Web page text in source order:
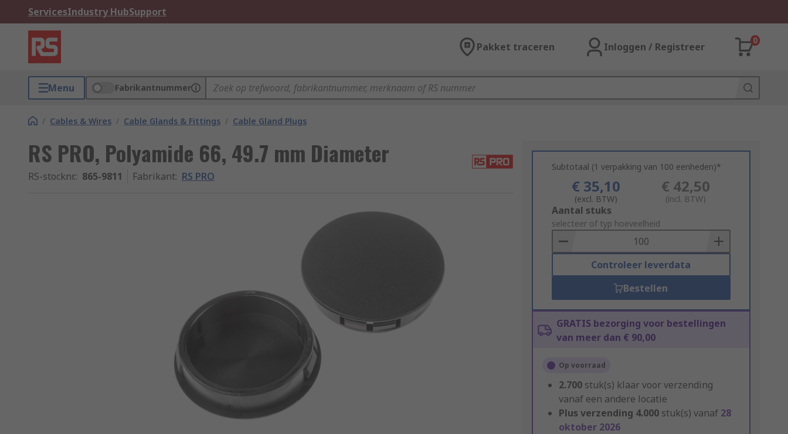
ServicesIndustry HubSupport
Pakket traceren Inloggen / Registreer
0
Menu Fabrikantnummer
/ Cables & Wires / Cable Glands & Fittings / Cable Gland Plugs
RS PRO, Polyamide 66, 49.7 mm Diameter
RS-stocknr.: 865-9811 Fabrikant: RS PRO
Subtotaal (1 verpakking van 100 eenheden)*
€ 35,10
(excl. BTW)
€ 42,50
(incl. BTW)
Add
to
Basket
Aantal stuks
selecteer of typ hoeveelheid
Controleer leverdata
Bestellen
GRATIS bezorging voor bestellingen
van meer dan € 90,00
Op voorraad
2.700 stuk(s) klaar voor verzending
vanaf een andere locatie
Plus verzending 4.000 stuk(s) vanaf 28
oktober 2026